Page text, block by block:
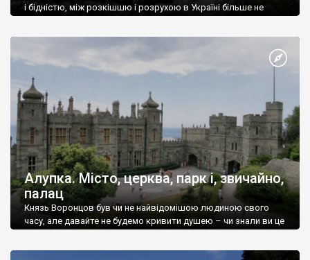
і бідністю, між розкішшю і розрухою в Україні більше не
Алупка. Місто, церква, парк і, звичайно,
палац
Князь Воронцов був чи не найвідомішою людиною свого
часу, але давайте не будемо кривити душею – чи знали ви це